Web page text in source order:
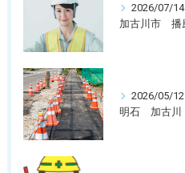
2026/07/14
2026/05/12